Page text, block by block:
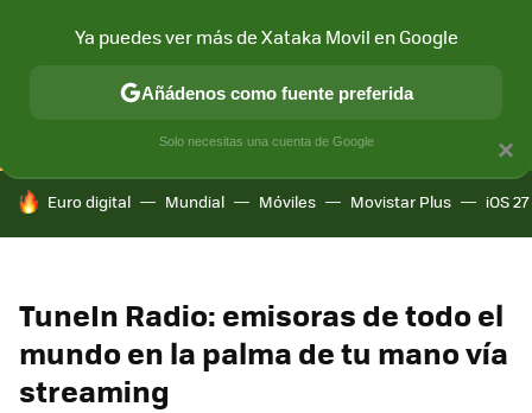
CONECTIVIDAD MÓVIL Y SOCIEDAD APLICACIONES
HOY SE HABLA DE
Euro digital Mundial Móviles Movistar Plus iOS 27
TuneIn Radio: emisoras de todo el
mundo en la palma de tu mano vía
streaming
×
Ya puedes ver más de Xataka Movil en Google
Añádenos como fuente preferida
Solo necesitas una cuenta de Google